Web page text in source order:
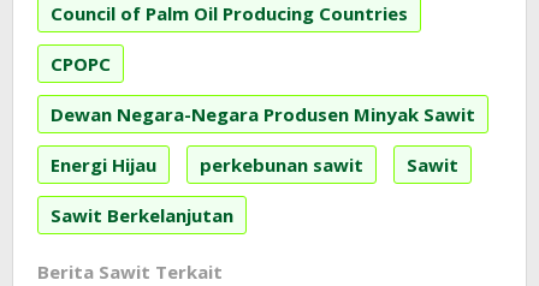
Council of Palm Oil Producing Countries
CPOPC
Dewan Negara-Negara Produsen Minyak Sawit
Energi Hijau perkebunan sawit Sawit
Sawit Berkelanjutan
Berita Sawit Terkait